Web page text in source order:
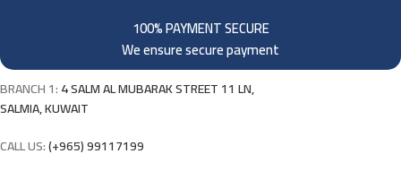
100% PAYMENT SECURE
We ensure secure payment
BRANCH 1:4 SALM AL MUBARAK STREET 11 LN,
SALMIA, KUWAIT
CALL US:(+965) 99117199